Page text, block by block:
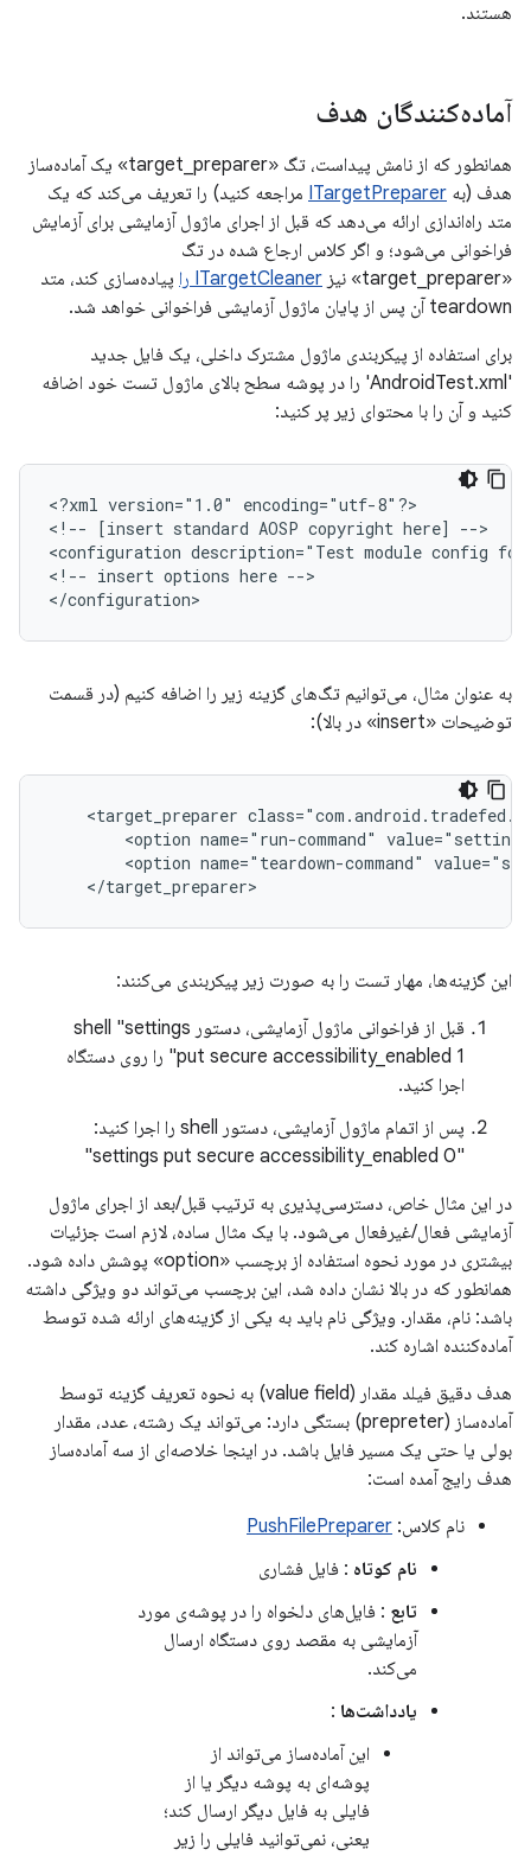
هستند.
آماده‌کنندگان هدف
همانطور که از نامش پیداست، تگ «target_preparer» یک آماده‌ساز
هدف (به ITargetPreparer مراجعه کنید) را تعریف می‌کند که یک
متد راه‌اندازی ارائه می‌دهد که قبل از اجرای ماژول آزمایشی برای آزمایش
فراخوانی می‌شود؛ و اگر کلاس ارجاع شده در تگ
«target_preparer» نیز
ITargetCleaner را
پیاده‌سازی کند، متد
teardown آن پس از پایان ماژول آزمایشی فراخوانی خواهد شد.
برای استفاده از پیکربندی ماژول مشترک داخلی، یک فایل جدید
'AndroidTest.xml' را در پوشه سطح بالای ماژول تست خود اضافه
کنید و آن را با محتوای زیر پر کنید:
<?xml version="1.0"
encoding="utf-8"?>
<!--
[insert standard AOSP copyright here]
-->
<configuration description="Test module config for
<!-- insert options here -->
به عنوان مثال، می‌توانیم تگ‌های گزینه زیر را اضافه کنیم (در قسمت
توضیحات «insert» در بالا):
<target_preparer
<option name="run-command" value="settings
<option name="teardown-command"
این گزینه‌ها، مهار تست را به صورت زیر پیکربندی می‌کنند:
قبل از فراخوانی ماژول آزمایشی، دستور shell "settings
put secure accessibility_enabled 1" را روی دستگاه
اجرا کنید.
پس از اتمام ماژول آزمایشی، دستور shell را اجرا کنید:
"settings put secure accessibility_enabled 0"
در این مثال خاص، دسترسی‌پذیری به ترتیب قبل/بعد از اجرای ماژول
آزمایشی فعال/غیرفعال می‌شود. با یک مثال ساده، لازم است جزئیات
بیشتری در مورد نحوه استفاده از برچسب «option» پوشش داده شود.
همانطور که در بالا نشان داده شد، این برچسب می‌تواند دو ویژگی داشته
باشد: نام، مقدار. ویژگی نام باید به یکی از گزینه‌های ارائه شده توسط
آماده‌کننده اشاره کند.
هدف دقیق فیلد مقدار (value field) به نحوه تعریف گزینه توسط
آماده‌ساز (prepreter) بستگی دارد: می‌تواند یک رشته، عدد، مقدار
بولی یا حتی یک مسیر فایل باشد. در اینجا خلاصه‌ای از سه آماده‌ساز
هدف رایج آمده است:
نام کلاس: PushFilePreparer
نام کوتاه : فایل فشاری
تابع : فایل‌های دلخواه را در پوشه‌ی مورد
آزمایشی به مقصد روی دستگاه ارسال
می‌کند.
یادداشت‌ها :
این آماده‌ساز می‌تواند از
پوشه‌ای به پوشه دیگر یا از
فایلی به فایل دیگر ارسال کند؛
یعنی، نمی‌توانید فایلی را زیر